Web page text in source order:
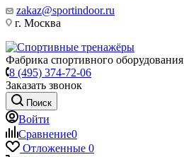
zakaz@sportindoor.ru
г. Москва
Фабрика спортивного оборудования
8 (495) 374-72-06
Заказать звонок
Поиск
Войти
Сравнение0
Отложенные 0